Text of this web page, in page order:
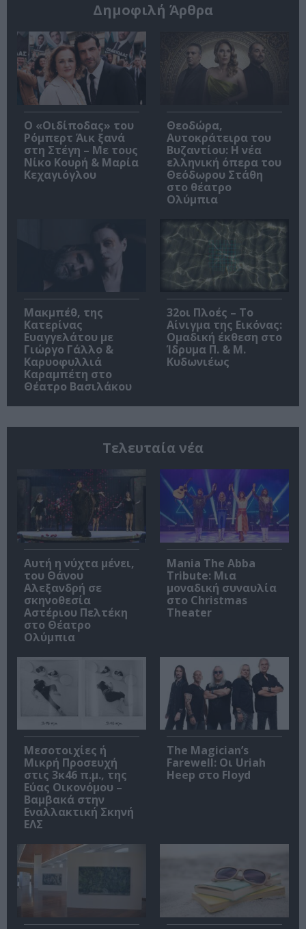
Δημοφιλή Άρθρα
O «Οιδίποδας» του
Ρόμπερτ Άικ ξανά
στη Στέγη – Με τους
Νίκο Κουρή & Μαρία
Κεχαγιόγλου
Θεοδώρα,
Αυτοκράτειρα του
Βυζαντίου: Η νέα
ελληνική όπερα του
Θεόδωρου Στάθη
στο θέατρο
Ολύμπια
Μακμπέθ, της
Κατερίνας
Ευαγγελάτου με
Γιώργο Γάλλο &
Καρυοφυλλιά
Καραμπέτη στο
Θέατρο Βασιλάκου
32οι Πλοές – Το
Αίνιγμα της Εικόνας:
Ομαδική έκθεση στο
Ίδρυμα Π. & Μ.
Κυδωνιέως
Τελευταία νέα
Αυτή η νύχτα μένει,
του Θάνου
Αλεξανδρή σε
σκηνοθεσία
Αστέριου Πελτέκη
στο Θέατρο
Ολύμπια
Mania The Abba
Tribute: Μια
μοναδική συναυλία
στο Christmas
Theater
Μεσοτοιχίες ή
Μικρή Προσευχή
στις 3κ46 π.μ., της
Εύας Οικονόμου –
Βαμβακά στην
Εναλλακτική Σκηνή
ΕΛΣ
The Magician’s
Farewell: Οι Uriah
Heep στο Floyd